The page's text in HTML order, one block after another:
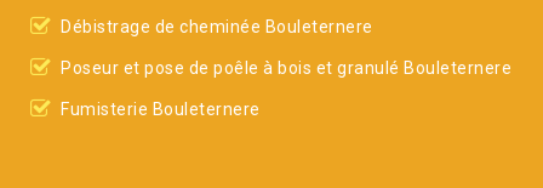
Débistrage de cheminée Bouleternere
Poseur et pose de poêle à bois et granulé Bouleternere
Fumisterie Bouleternere